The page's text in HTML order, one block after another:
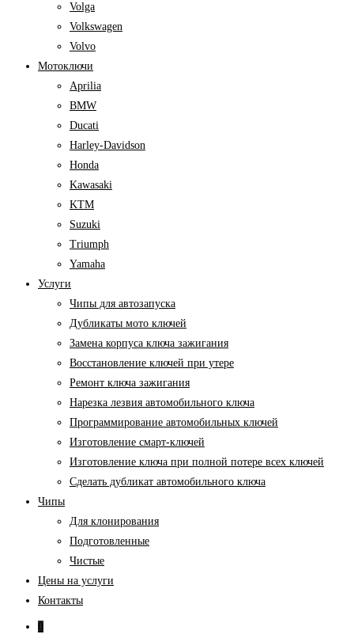
Volga
Volkswagen
Volvo
Мотоключи
Aprilia
BMW
Ducati
Harley-Davidson
Honda
Kawasaki
KTM
Suzuki
Triumph
Yamaha
Услуги
Чипы для автозапуска
Дубликаты мото ключей
Замена корпуса ключа зажигания
Восстановление ключей при утере
Ремонт ключа зажигания
Нарезка лезвия автомобильного ключа
Программирование автомобильных ключей
Изготовление смарт-ключей
Изготовление ключа при полной потере всех ключей
Cделать дубликат автомобильного ключа
Чипы
Для клонирования
Подготовленные
Чистые
Цены на услуги
Контакты
0